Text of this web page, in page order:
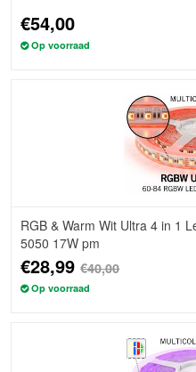
€54,00
Op voorraad
RGB & Warm Wit Ultra 4 in 1
5050 17W pm
€28,99€40,00
Op voorraad